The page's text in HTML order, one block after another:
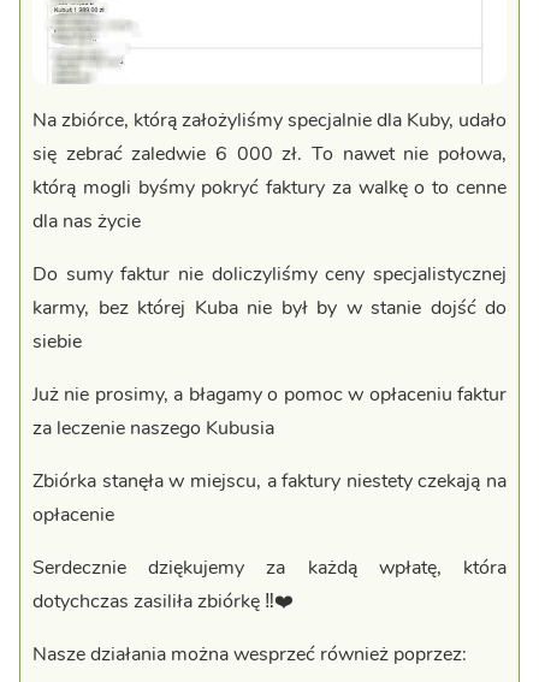
Na zbiórce, którą założyliśmy specjalnie dla Kuby, udało
się zebrać zaledwie 6 000 zł. To nawet nie połowa,
którą mogli byśmy pokryć faktury za walkę o to cenne
dla nas życie
Do sumy faktur nie doliczyliśmy ceny specjalistycznej
karmy, bez której Kuba nie był by w stanie dojść do
siebie
Już nie prosimy, a błagamy o pomoc w opłaceniu faktur
za leczenie naszego Kubusia
Zbiórka stanęła w miejscu, a faktury niestety czekają na
opłacenie
Serdecznie dziękujemy za każdą wpłatę, która
dotychczas zasiliła zbiórkę ‼️❤️
Nasze działania można wesprzeć również poprzez: